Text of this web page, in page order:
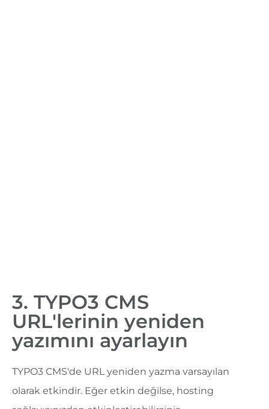
3. TYPO3 CMS
URL'lerinin yeniden
yazımını ayarlayın
TYPO3 CMS'de URL yeniden yazma varsayılan
olarak etkindir. Eğer etkin değilse, hosting